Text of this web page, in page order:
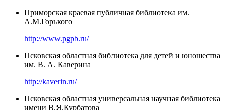
Приморская краевая публичная библиотека им.
А.М.Горького
http://www.pgpb.ru/
Псковская областная библиотека для детей и юношества
им. В. А. Каверина
http://kaverin.ru/
Псковская областная универсальная научная библиотека
имени В.Я.Курбатова